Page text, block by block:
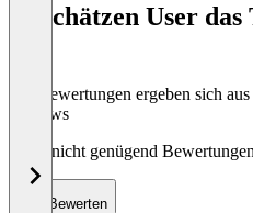
So schätzen User
Die Bewertungen ergeben sich
Reviews
Noch nicht genügend
Bewerten